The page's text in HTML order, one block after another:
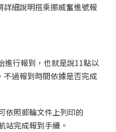
細說明搭乘挪威奮進號報
進行報到，也就是說11點以
過報到時間依據是否完成
依照郵輪文件上列印的
站完成報到手續。